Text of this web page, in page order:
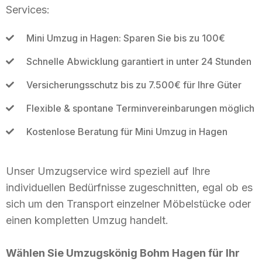
Services:
Mini Umzug in Hagen: Sparen Sie bis zu 100€
Schnelle Abwicklung garantiert in unter 24 Stunden
Versicherungsschutz bis zu 7.500€ für Ihre Güter
Flexible & spontane Terminvereinbarungen möglich
Kostenlose Beratung für Mini Umzug in Hagen
Unser Umzugservice wird speziell auf Ihre
individuellen Bedürfnisse zugeschnitten, egal ob es
sich um den Transport einzelner Möbelstücke oder
einen kompletten Umzug handelt.
Wählen Sie Umzugskönig Bohm Hagen für Ihr